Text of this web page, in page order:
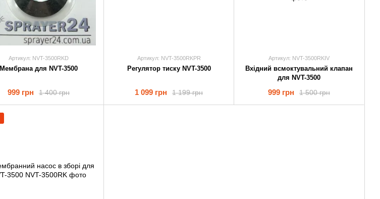
Артикул: NVT-3500RKD
Мембрана для NVT-3500
1 400 грн
999 грн
Артикул: NVT-3500RKPR
Регулятор тиску NVT-3500
1 199 грн
1 099 грн
Артикул: NVT-3500RKIV
Вхідний всмоктувальний клапан
для NVT-3500
1 500 грн
999 грн